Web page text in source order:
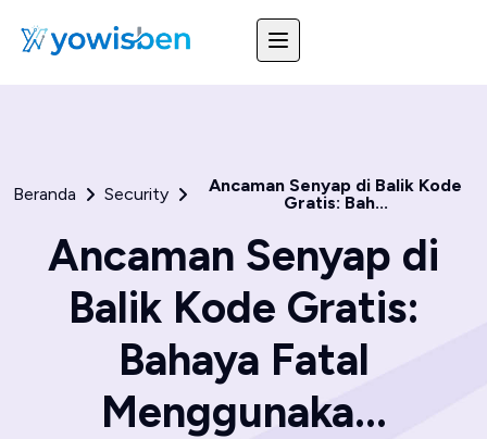
Beranda Security
Ancaman Senyap di Balik Kode
Gratis: Bah...
Ancaman Senyap di
Balik Kode Gratis:
Bahaya Fatal
Menggunaka...